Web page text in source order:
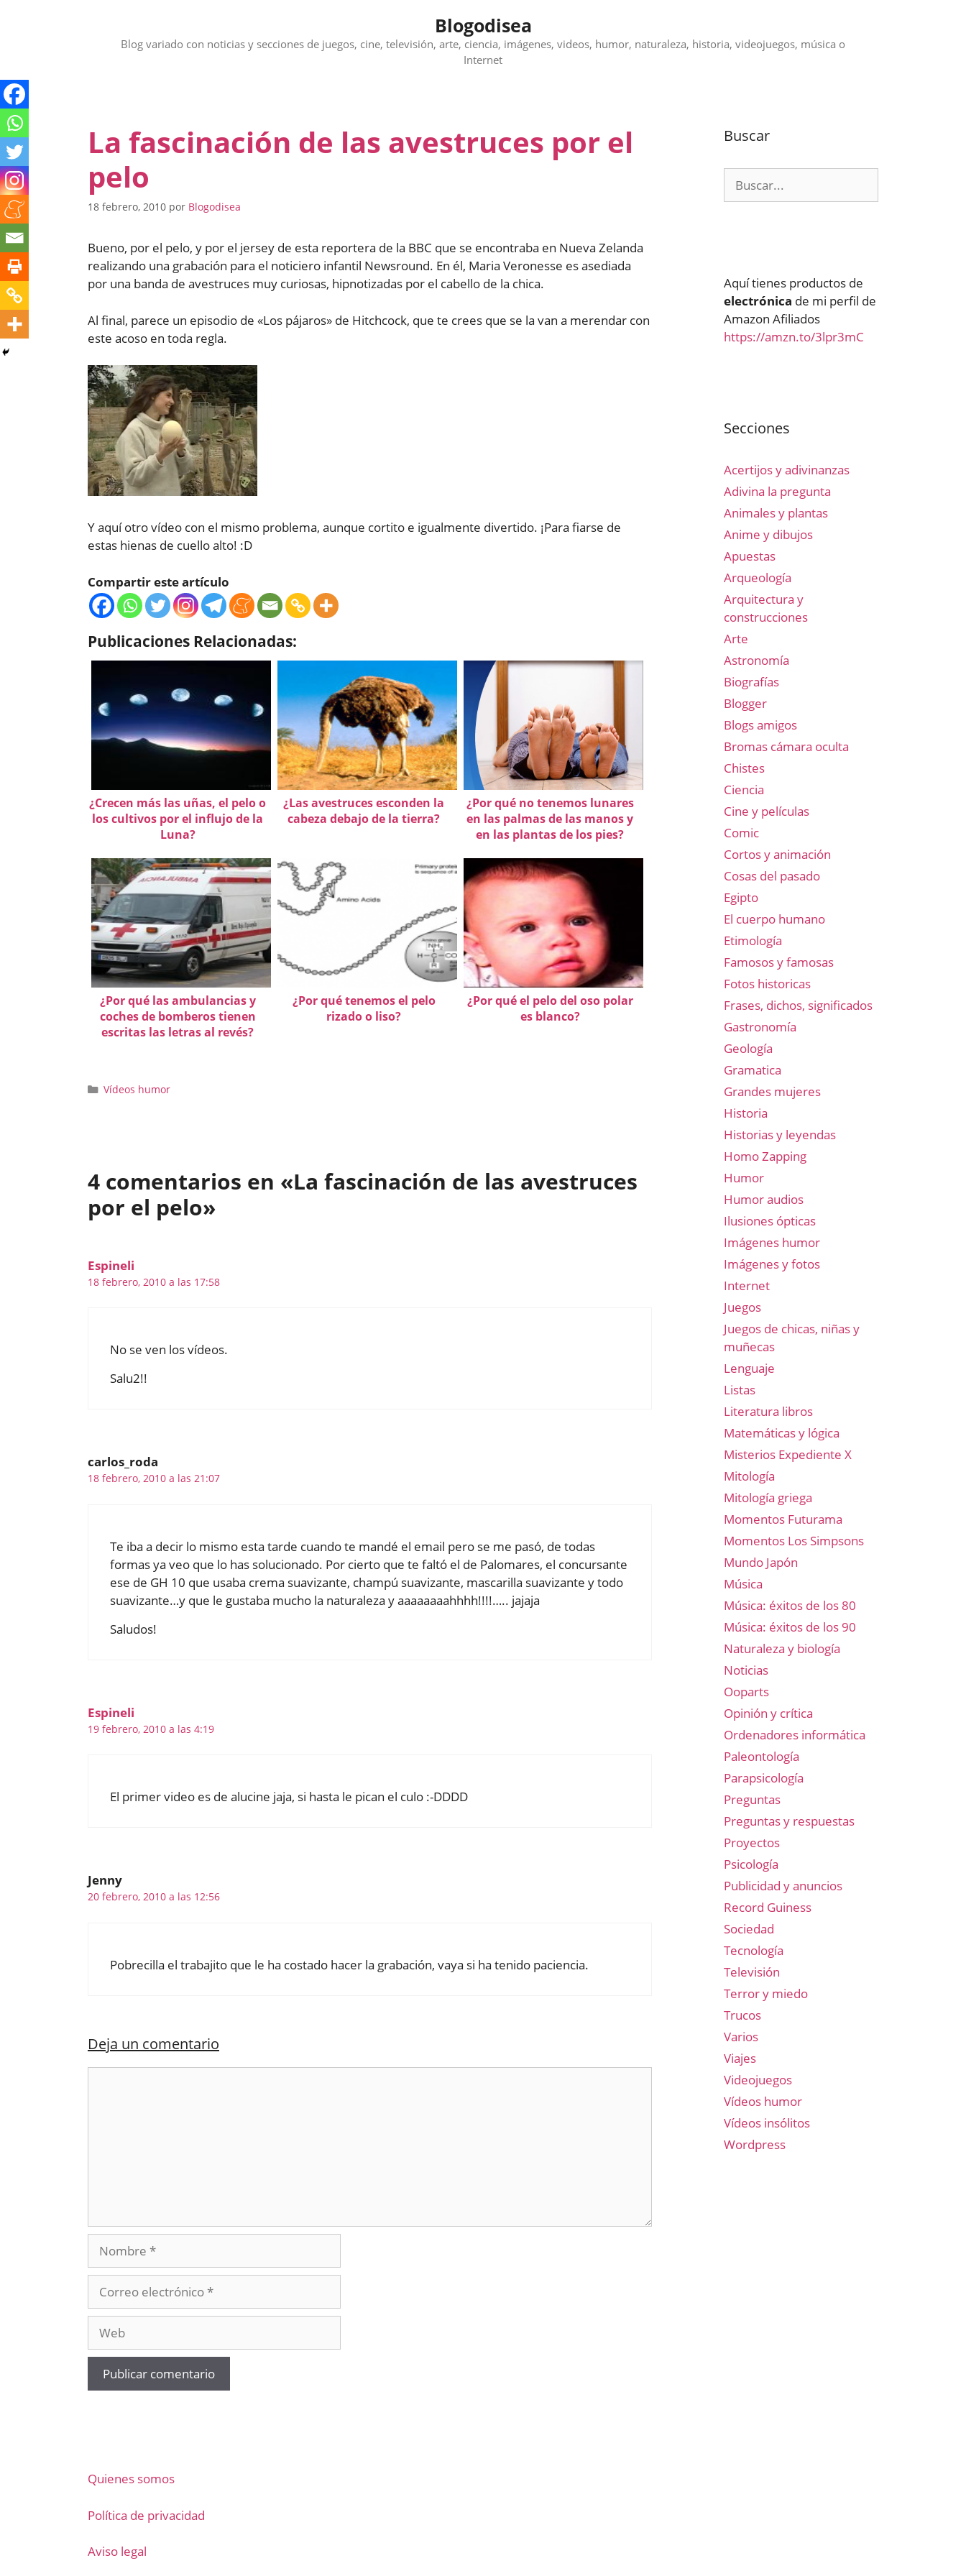
Blogodisea
Blog variado con noticias y secciones de juegos, cine, televisión, arte, ciencia, imágenes, videos, humor, naturaleza, historia, videojuegos, música o
Internet
La fascinación de las avestruces por el
pelo
18 febrero, 2010 por Blogodisea
Bueno, por el pelo, y por el jersey de esta reportera de la BBC que se encontraba en Nueva Zelanda
realizando una grabación para el noticiero infantil Newsround. En él, Maria Veronesse es asediada
por una banda de avestruces muy curiosas, hipnotizadas por el cabello de la chica.
Al final, parece un episodio de «Los pájaros» de Hitchcock, que te crees que se la van a merendar con
este acoso en toda regla.
Y aquí otro vídeo con el mismo problema, aunque cortito e igualmente divertido. ¡Para fiarse de
estas hienas de cuello alto! :D
Compartir este artículo
Publicaciones Relacionadas:
¿Crecen más las uñas, el pelo o
los cultivos por el influjo de la
Luna?
¿Las avestruces esconden la
cabeza debajo de la tierra?
¿Por qué no tenemos lunares
en las palmas de las manos y
en las plantas de los pies?
¿Por qué las ambulancias y
coches de bomberos tienen
escritas las letras al revés?
¿Por qué tenemos el pelo
rizado o liso?
¿Por qué el pelo del oso polar
es blanco?
Categorías
Vídeos humor
4 comentarios en «La fascinación de las avestruces
por el pelo»
Espineli
18 febrero, 2010 a las 17:58
No se ven los vídeos.
Salu2!!
carlos_roda
18 febrero, 2010 a las 21:07
Te iba a decir lo mismo esta tarde cuando te mandé el email pero se me pasó, de todas
formas ya veo que lo has solucionado. Por cierto que te faltó el de Palomares, el concursante
ese de GH 10 que usaba crema suavizante, champú suavizante, mascarilla suavizante y todo
suavizante…y que le gustaba mucho la naturaleza y aaaaaaaahhhh!!!!….. jajaja
Saludos!
Espineli
19 febrero, 2010 a las 4:19
El primer video es de alucine jaja, si hasta le pican el culo :-DDDD
Jenny
20 febrero, 2010 a las 12:56
Pobrecilla el trabajito que le ha costado hacer la grabación, vaya si ha tenido paciencia.
Deja un comentario
Nombre
electrónico
Buscar
Aquí tienes productos de
electrónica de mi perfil de
Amazon Afiliados
https://amzn.to/3lpr3mC
Secciones
Acertijos y adivinanzas
Adivina la pregunta
Animales y plantas
Anime y dibujos
Apuestas
Arqueología
Arquitectura y
construcciones
Arte
Astronomía
Biografías
Blogger
Blogs amigos
Bromas cámara oculta
Chistes
Ciencia
Cine y películas
Comic
Cortos y animación
Cosas del pasado
Egipto
El cuerpo humano
Etimología
Famosos y famosas
Fotos historicas
Frases, dichos, significados
Gastronomía
Geología
Gramatica
Grandes mujeres
Historia
Historias y leyendas
Homo Zapping
Humor
Humor audios
Ilusiones ópticas
Imágenes humor
Imágenes y fotos
Internet
Juegos
Juegos de chicas, niñas y
muñecas
Lenguaje
Listas
Literatura libros
Matemáticas y lógica
Misterios Expediente X
Mitología
Mitología griega
Momentos Futurama
Momentos Los Simpsons
Mundo Japón
Música
Música: éxitos de los 80
Música: éxitos de los 90
Naturaleza y biología
Noticias
Ooparts
Opinión y crítica
Ordenadores informática
Paleontología
Parapsicología
Preguntas
Preguntas y respuestas
Proyectos
Psicología
Publicidad y anuncios
Record Guiness
Sociedad
Tecnología
Televisión
Terror y miedo
Trucos
Varios
Viajes
Videojuegos
Vídeos humor
Vídeos insólitos
Wordpress
Quienes somos
Política de privacidad
Aviso legal